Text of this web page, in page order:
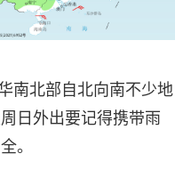
南北部自北向南不少地
日外出要记得携带雨
。